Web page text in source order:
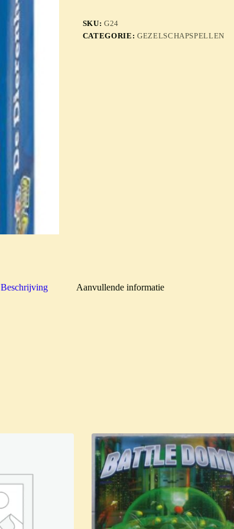
SKU:G24
CATEGORIE: GEZELSCHAPSPELLEN
Beschrijving Aanvullende informatie